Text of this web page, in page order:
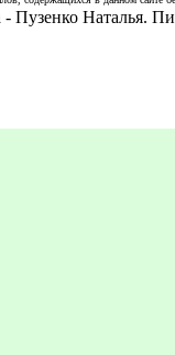
- Пузенко Наталья.